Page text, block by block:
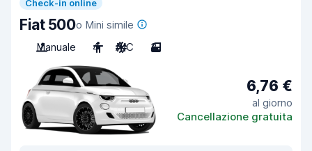
Check-in online
Fiat 500o Mini simile
Manuale
4 A/C 3
6,76 €
al giorno
Cancellazione gratuita